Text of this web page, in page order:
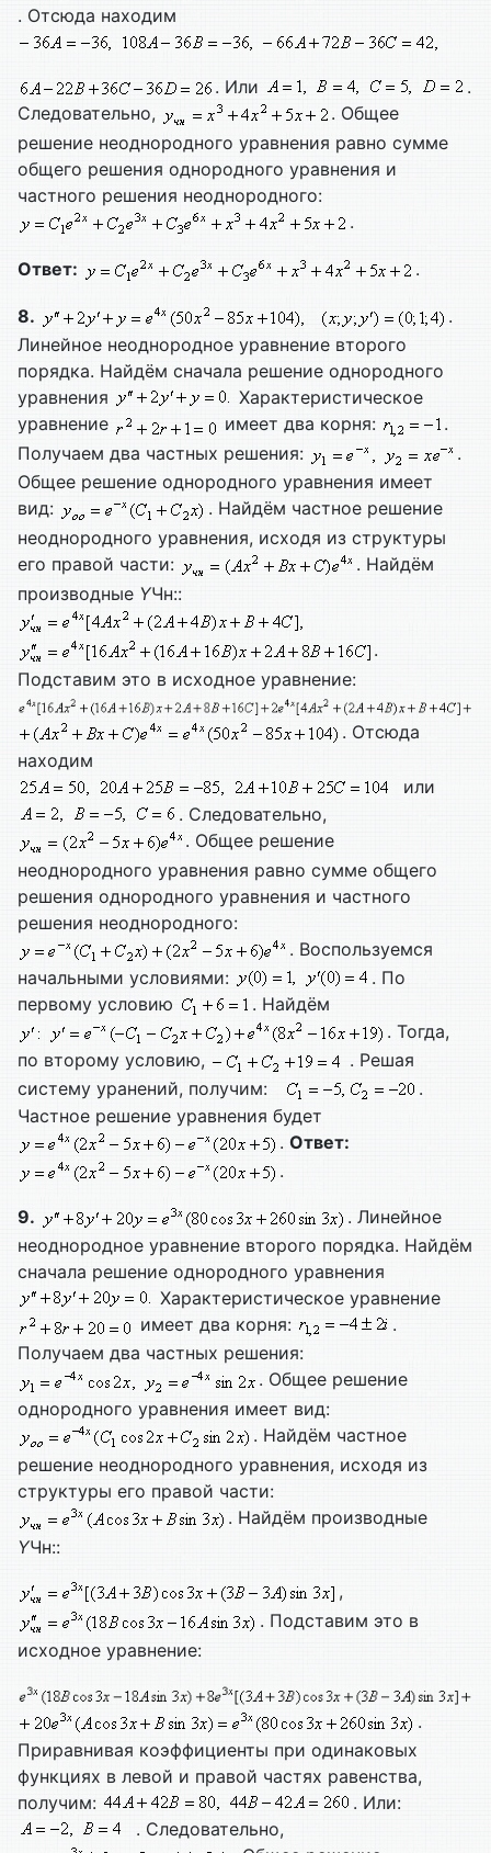
. Отсюда находим
. Или
.
Следовательно,
. Общее
решение неоднородного уравнения равно сумме
общего решения однородного уравнения и
частного решения неоднородного:
.
Ответ: .
8.
.
Линейное неоднородное уравнение второго
порядка. Найдём сначала решение однородного
уравнения
Характеристическое
уравнение
имеет два корня:
.
Получаем два частных решения:
.
Общее решение однородного уравнения имеет
вид:
. Найдём частное решение
неоднородного уравнения, исходя из структуры
его правой части:
. Найдём
производные YЧн::
.
Подставим это в исходное уравнение:
. Отсюда
находим
или
. Следовательно,
. Общее решение
неоднородного уравнения равно сумме общего
решения однородного уравнения и частного
решения неоднородного:
. Воспользуемся
начальными условиями:
. По
первому условию
. Найдём
. Тогда,
по второму условию,
. Решая
систему уранений, получим:
.
Частное решение уравнения будет
. Ответ:
.
9.
. Линейное
неоднородное уравнение второго порядка. Найдём
сначала решение однородного уравнения
Характеристическое уравнение
имеет два корня:
.
Получаем два частных решения:
. Общее решение
однородного уравнения имеет вид:
. Найдём частное
решение неоднородного уравнения, исходя из
структуры его правой части:
. Найдём производные
YЧн::
,
. Подставим это в
исходное уравнение:
.
Приравнивая коэффициенты при одинаковых
функциях в левой и правой частях равенства,
получим:
. Или:
. Следовательно,